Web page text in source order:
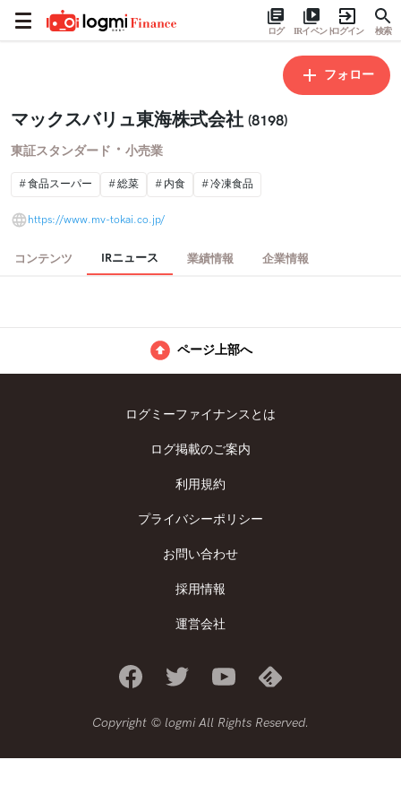
ログ IRイベントログイン 検索
フォロー
マックスバリュ東海株式会社 (8198)
東証スタンダード ・ 小売業
食品スーパー 総菜 内食 冷凍食品
https://www.mv-tokai.co.jp/
コンテンツ IRニュース 業績情報 企業情報
ページ上部へ
ログミーファイナンスとは
ログ掲載のご案内
利用規約
プライバシーポリシー
お問い合わせ
採用情報
運営会社
Copyright © logmi All Rights Reserved.